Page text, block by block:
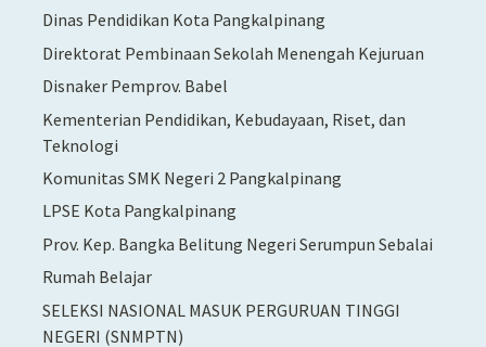
Dinas Pendidikan Kota Pangkalpinang
Direktorat Pembinaan Sekolah Menengah Kejuruan
Disnaker Pemprov. Babel
Kementerian Pendidikan, Kebudayaan, Riset, dan
Teknologi
Komunitas SMK Negeri 2 Pangkalpinang
LPSE Kota Pangkalpinang
Prov. Kep. Bangka Belitung Negeri Serumpun Sebalai
Rumah Belajar
SELEKSI NASIONAL MASUK PERGURUAN TINGGI
NEGERI (SNMPTN)